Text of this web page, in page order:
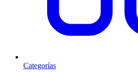
Categorías